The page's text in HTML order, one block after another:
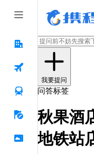
我要提问
问答标签
秋果酒
地铁站